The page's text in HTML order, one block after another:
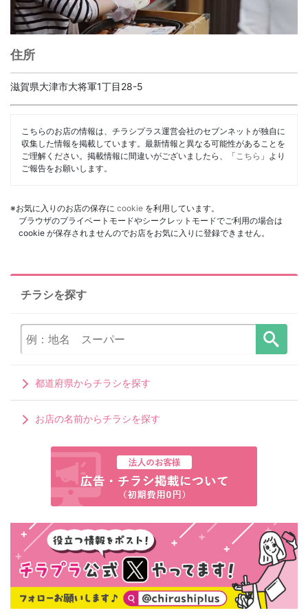
住所
滋賀県大津市大将軍1丁目28-5
こちらのお店の情報は、チラシプラス運営会社のセブンネットが独自に
収集した情報を掲載しています。最新情報と異なる可能性があることを
ご理解ください。掲載情報に間違いがございましたら、「 こちら 」より
ご報告をお願いします。
※お気に入りのお店の保存に cookie を利用しています。
ブラウザのプライベートモードやシークレットモードでご利用の場合は
cookie が保存されませんのでお店をお気に入りに登録できません。
チラシを探す
都道府県からチラシを探す
お店の名前からチラシを探す